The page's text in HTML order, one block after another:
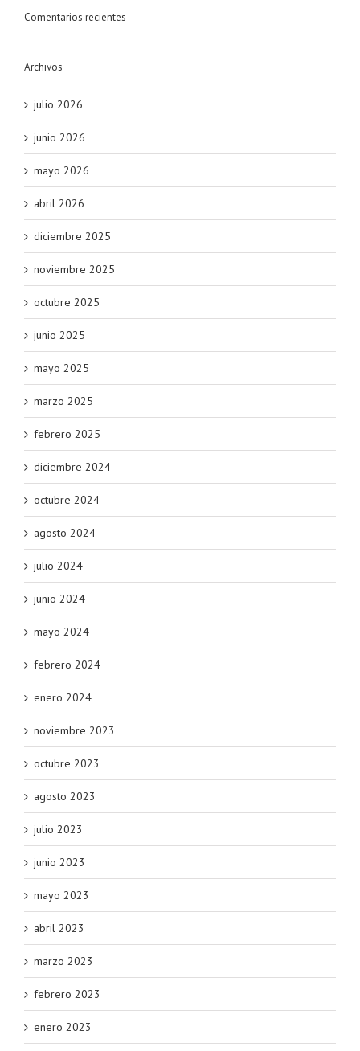
Comentarios recientes
Archivos
julio 2026
junio 2026
mayo 2026
abril 2026
diciembre 2025
noviembre 2025
octubre 2025
junio 2025
mayo 2025
marzo 2025
febrero 2025
diciembre 2024
octubre 2024
agosto 2024
julio 2024
junio 2024
mayo 2024
febrero 2024
enero 2024
noviembre 2023
octubre 2023
agosto 2023
julio 2023
junio 2023
mayo 2023
abril 2023
marzo 2023
febrero 2023
enero 2023